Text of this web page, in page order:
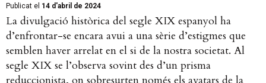
Publicat el 14 d'abril de 2024
La divulgació històrica del segle XIX espanyol ha
d’enfrontar-se encara avui a una sèrie d’estigmes que
semblen haver arrelat en el si de la nostra societat. Al
segle XIX se l’observa sovint des d’un prisma